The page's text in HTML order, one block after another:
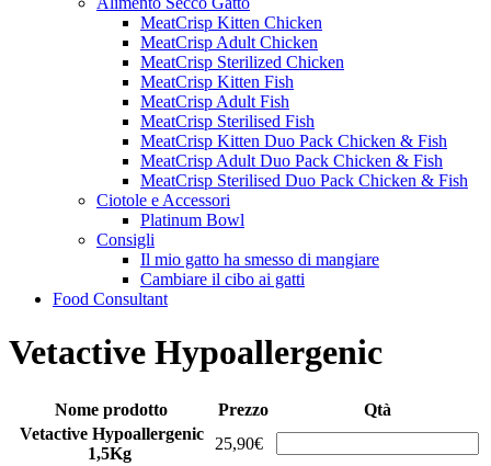
MeatCrisp Kitten Chicken
MeatCrisp Adult Chicken
MeatCrisp Sterilized Chicken
MeatCrisp Kitten Fish
MeatCrisp Adult Fish
MeatCrisp Sterilised Fish
MeatCrisp Kitten Duo Pack Chicken & Fish
MeatCrisp Adult Duo Pack Chicken & Fish
MeatCrisp Sterilised Duo Pack Chicken & Fish
Ciotole e Accessori
Platinum Bowl
Consigli
Il mio gatto ha smesso di mangiare
Cambiare il cibo ai gatti
Food Consultant
Vetactive Hypoallergenic
Nome prodotto Prezzo
Qtà
Vetactive Hypoallergenic
1,5Kg
25,90€